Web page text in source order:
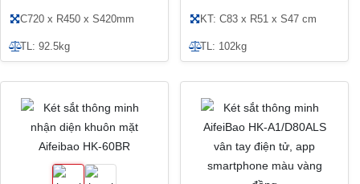
C720 x R450 x S420mm
TL: 92.5kg
KT: C83 x R51 x S47 cm
TL: 102kg